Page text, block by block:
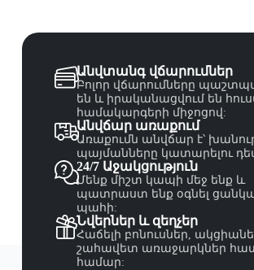
Անվտանգ վճարումներ
Բոլոր վճարումները
են և իրականացվում են
համակարգերի միջոցով:
Անվճար առաքում
Առաքումն անվճար է՝
պայմանները կատարելու
24/7 Աջակցություն
Մենք միշտ կապի մեջ ենք և
պատրաստ ենք օգնել
պահի:
Նվերներ և զեղչեր
Հաճելի բոնուսներ,
շահավետ առաջարկներ
համար: